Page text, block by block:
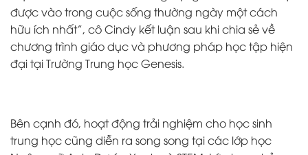
được vào trong cuộc sống thường ngày một cách
hữu ích nhất”, cô Cindy kết luận sau khi chia sẻ về
chương trình giáo dục và phương pháp học tập hiện
đại tại Trường Trung học Genesis.
Bên cạnh đó, hoạt động trải nghiệm cho học sinh
trung học cũng diễn ra song song tại các lớp học